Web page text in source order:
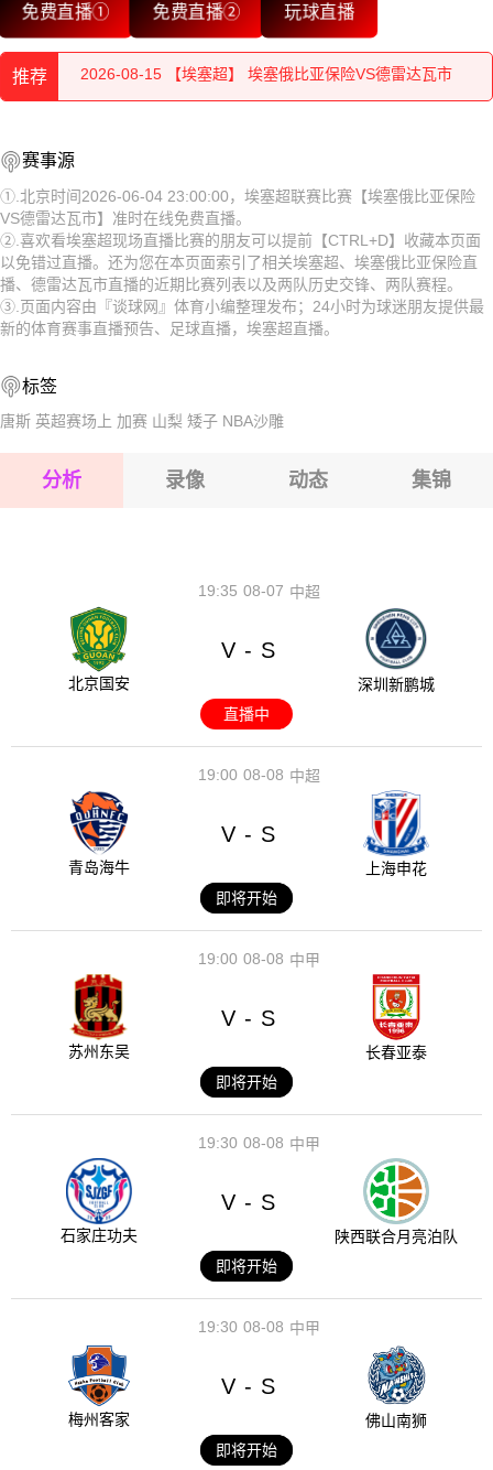
免费直播① 免费直播② 玩球直播
推荐
2026-08-15 【埃塞超】 埃塞俄比亚保险VS德雷达瓦市
2026-08-15 【埃塞超】 埃塞俄比亚保险VS德雷达瓦市
2026-08-15 【埃塞超】 埃塞俄比亚保险VS德雷达瓦市
2026-08-15 【埃塞超】 埃塞俄比亚保险VS德雷达瓦市
2026-08-14 【埃塞超】 埃塞俄比亚保险VS德雷达瓦市
2026-08-15 【埃塞超】 埃塞俄比亚保险VS德雷达瓦市
2026-08-15 【埃塞超】 埃塞俄比亚保险VS德雷达瓦市
2026-08-15 【埃塞超】 埃塞俄比亚保险VS德雷达瓦市
2026-08-15 【埃塞超】 埃塞俄比亚保险VS德雷达瓦市
赛事源
①.北京时间2026-06-04 23:00:00，埃塞超联赛比赛【埃塞俄比亚保险
VS德雷达瓦市】准时在线免费直播。
②.喜欢看埃塞超现场直播比赛的朋友可以提前【CTRL+D】收藏本页面
以免错过直播。还为您在本页面索引了相关埃塞超、埃塞俄比亚保险直
播、德雷达瓦市直播的近期比赛列表以及两队历史交锋、两队赛程。
③.页面内容由『谈球网』体育小编整理发布；24小时为球迷朋友提供最
新的体育赛事直播预告、足球直播，埃塞超直播。
标签
唐斯 英超赛场上 加赛 山梨 矮子 NBA沙雕
分析 录像 动态 集锦
08-07
19:35 中超
北京国安
V - S
深圳新鹏城
直播中
08-08
19:00 中超
青岛海牛
V - S
上海申花
即将开始
08-08
19:00 中甲
苏州东吴
V - S
长春亚泰
即将开始
08-08
19:30 中甲
石家庄功夫
V - S
陕西联合月亮泊队
即将开始
08-08
19:30 中甲
梅州客家
V - S
佛山南狮
即将开始